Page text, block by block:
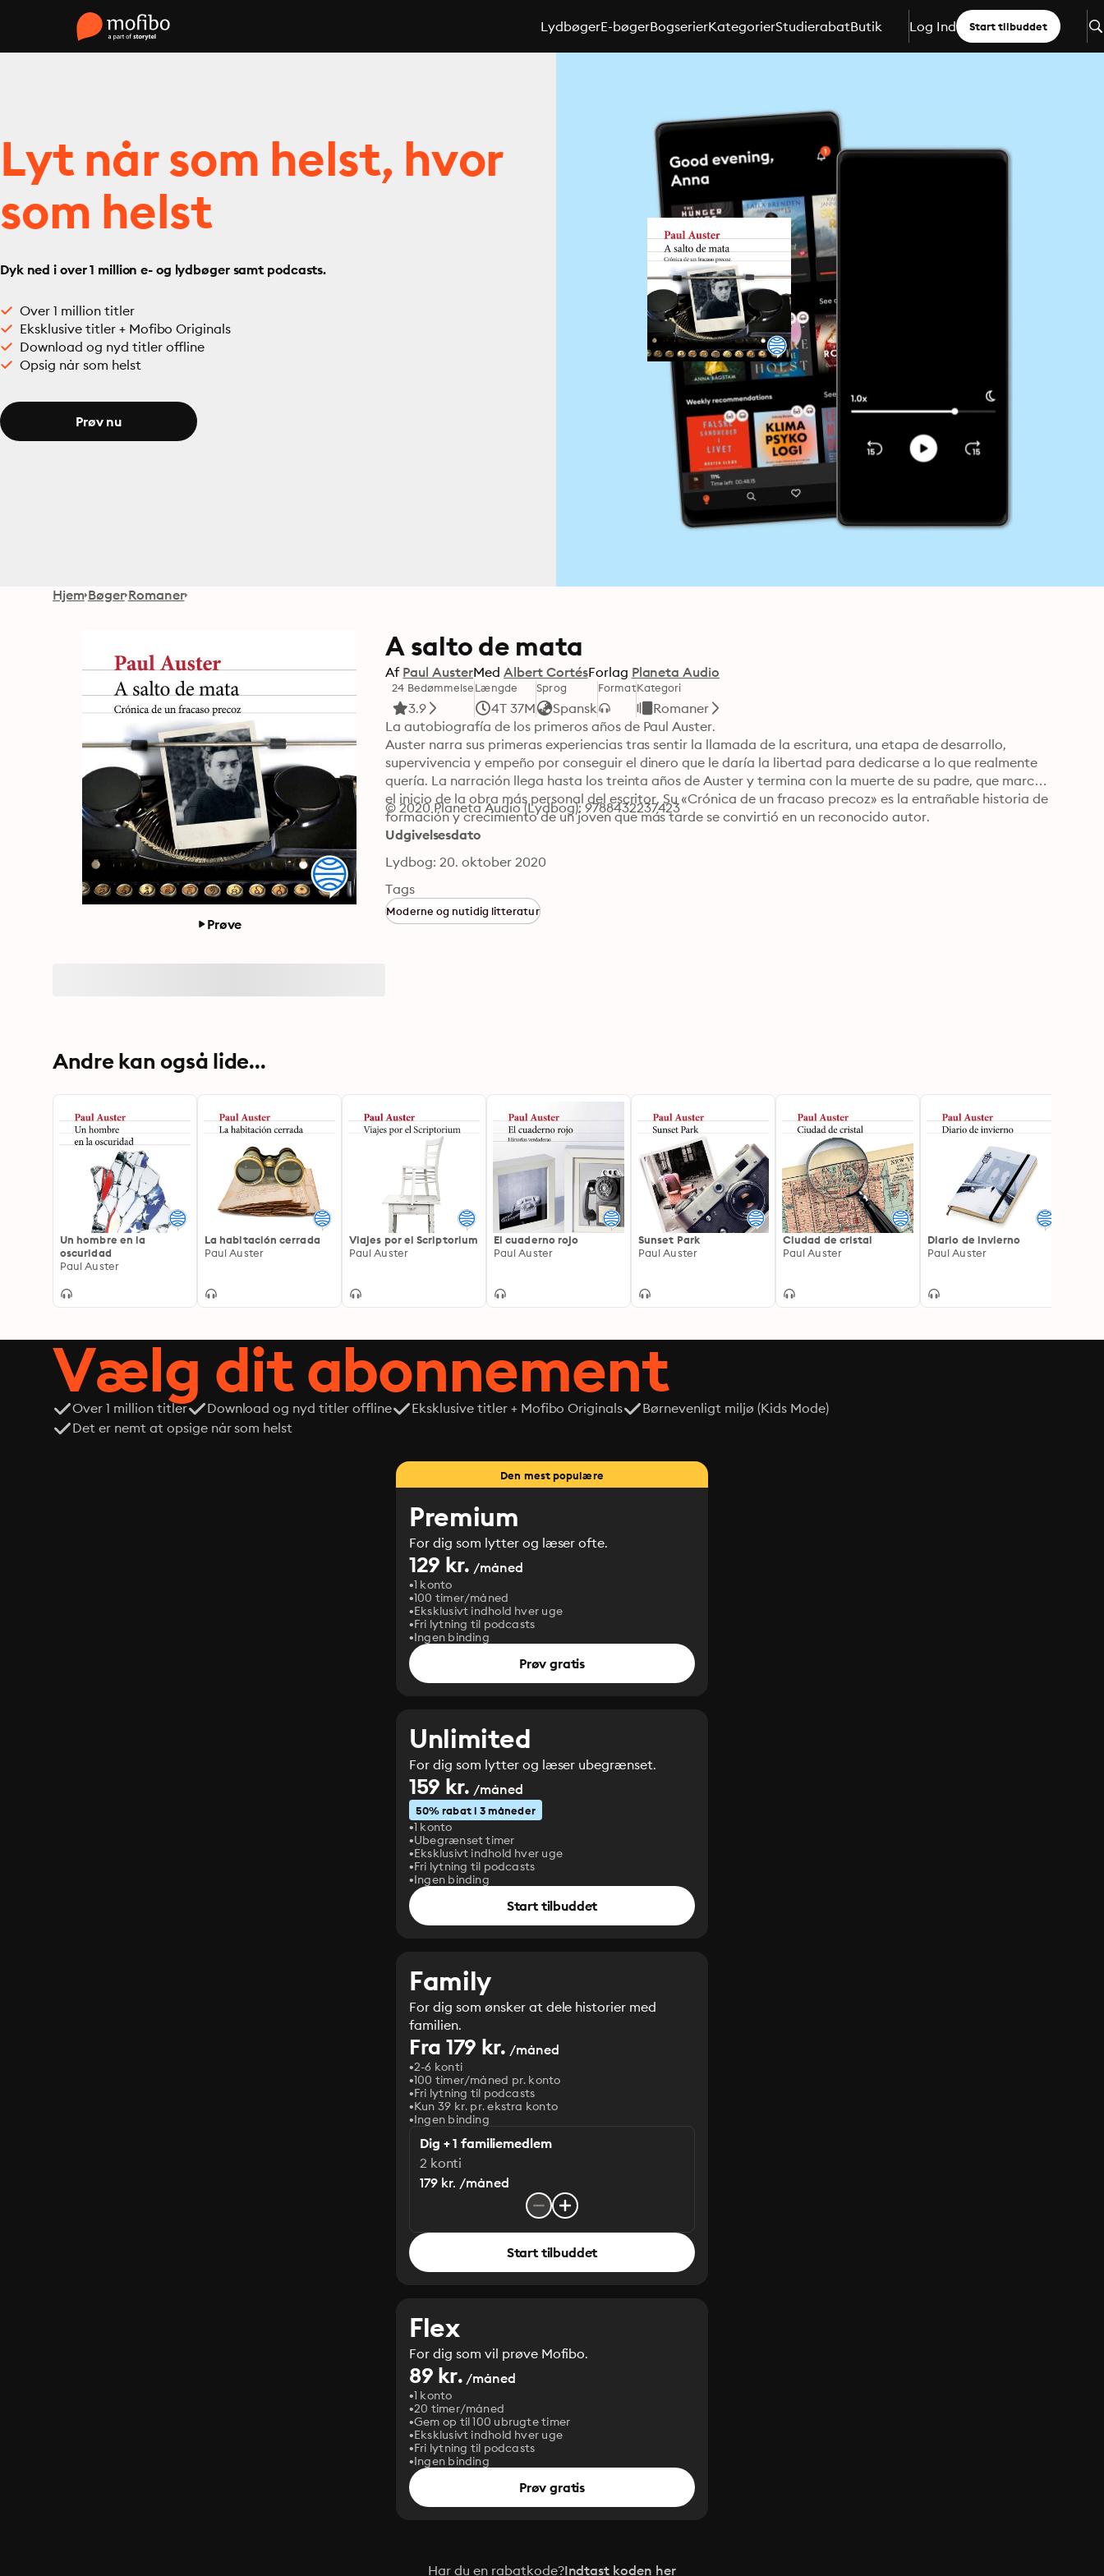
LydbøgerE-bøgerBogserierKategorierStudierabatButik Log Ind Start tilbuddet
Lyt når som helst, hvor
som helst
Dyk ned i over 1 million e- og lydbøger samt podcasts.
Over 1 million titler
Eksklusive titler + Mofibo Originals
Download og nyd titler offline
Opsig når som helst
Prøv nu
Hjem Bøger Romaner
Prøve
A salto de mata
Af Paul AusterMed Albert CortésForlag Planeta Audio
24 Bedømmelse
3.9
Længde
4T 37M
Sprog
Spansk
FormatKategori
Romaner
La autobiografía de los primeros años de Paul Auster.
Auster narra sus primeras experiencias tras sentir la llamada de la escritura, una etapa de desarrollo,
supervivencia y empeño por conseguir el dinero que le daría la libertad para dedicarse a lo que realmente
quería. La narración llega hasta los treinta años de Auster y termina con la muerte de su padre, que marca
el inicio de la obra más personal del escritor. Su «Crónica de un fracaso precoz» es la entrañable historia de
formación y crecimiento de un joven que más tarde se convirtió en un reconocido autor.
© 2020 Planeta Audio (Lydbog): 9788432237423
Udgivelsesdato
Lydbog: 20. oktober 2020
Tags
Moderne og nutidig litteratur
Andre kan også lide...
Un hombre en la
oscuridad
Paul Auster
La habitación cerrada
Paul Auster
Viajes por el Scriptorium
Paul Auster
El cuaderno rojo
Paul Auster
Sunset Park
Paul Auster
Ciudad de cristal
Paul Auster
Diario de invierno
Paul Auster
Vælg dit abonnement
Over 1 million titler Download og nyd titler offline Eksklusive titler + Mofibo Originals
Børnevenligt miljø (Kids Mode)
Det er nemt at opsige når som helst
Den mest populære
Premium
For dig som lytter og læser ofte.
129 kr. /måned
1 konto
100 timer/måned
Eksklusivt indhold hver uge
Fri lytning til podcasts
Ingen binding
Prøv gratis
Unlimited
For dig som lytter og læser ubegrænset.
159 kr. /måned
50% rabat i 3 måneder
1 konto
Ubegrænset timer
Eksklusivt indhold hver uge
Fri lytning til podcasts
Ingen binding
Start tilbuddet
Family
For dig som ønsker at dele historier med
familien.
Fra 179 kr. /måned
2-6 konti
100 timer/måned pr. konto
Fri lytning til podcasts
Kun 39 kr. pr. ekstra konto
Ingen binding
Dig + 1 familiemedlem
2 konti
179 kr. /måned
Start tilbuddet
Flex
For dig som vil prøve Mofibo.
89 kr. /måned
1 konto
20 timer/måned
Gem op til 100 ubrugte timer
Eksklusivt indhold hver uge
Fri lytning til podcasts
Ingen binding
Prøv gratis
Har du en rabatkode?Indtast koden her